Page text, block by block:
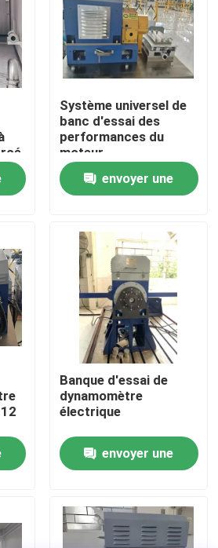
vitesse
Système universel de
banc d'essai des
performances du
moteur
envoyer une
Banque d'essai de
dynamomètre
électrique
envoyer une